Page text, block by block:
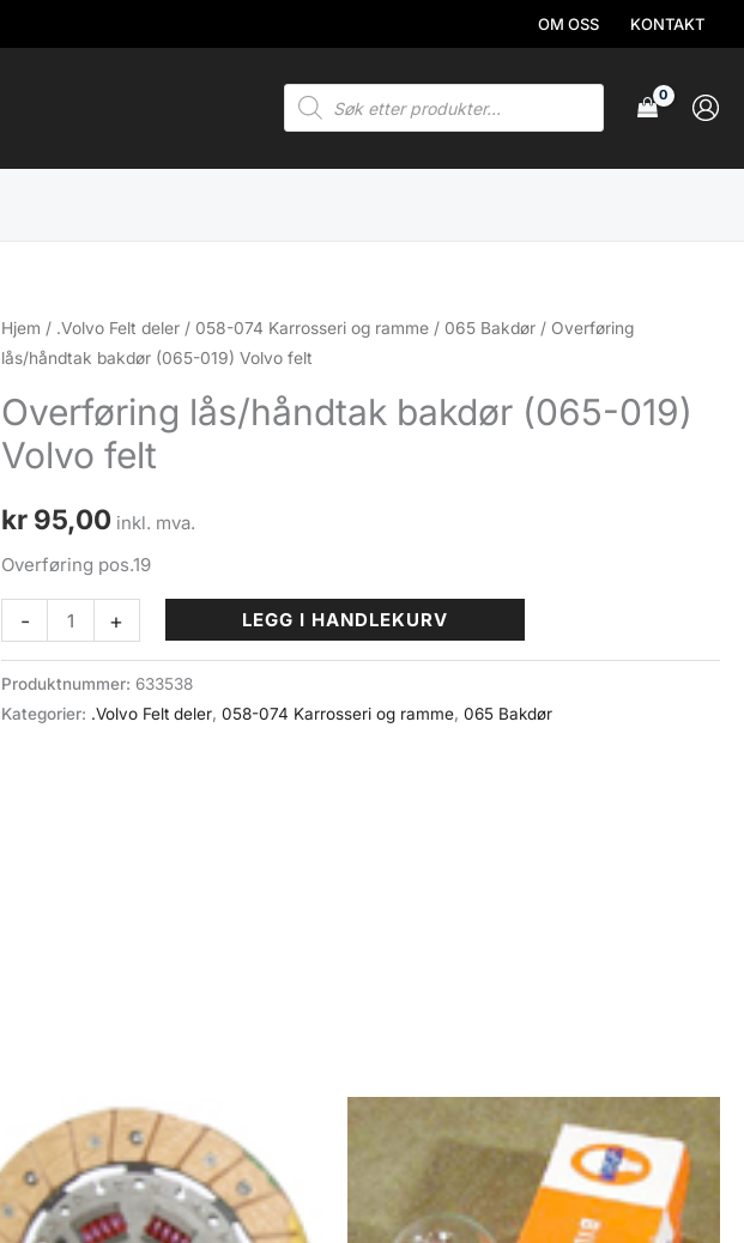
OM OSS KONTAKT
Products
search
Hjem / .Volvo Felt deler / 058-074 Karrosseri og ramme / 065 Bakdør / Overføring
lås/håndtak bakdør (065-019) Volvo felt
Overføring lås/håndtak bakdør (065-019)
Volvo felt
kr 95,00 inkl. mva.
Overføring pos.19
-
Overføring
lås/håndtak
bakdør
(065-
+ LEGG I HANDLEKURV
Produktnummer:633538
Kategorier: .Volvo Felt deler,058-074 Karrosseri og ramme,065 Bakdør